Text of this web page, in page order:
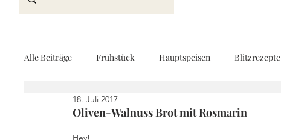
Alle Beiträge Frühstück Hauptspeisen Blitzrezepte
Kuchen und Desserts
Oliven-Walnuss Brot mit Rosmarin
18. Juli 2017
Hey!